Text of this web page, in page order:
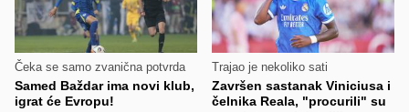
Čeka se samo zvanična potvrda
Samed Baždar ima novi klub,
igrat će Evropu!
Trajao je nekoliko sati
Završen sastanak Viniciusa i
čelnika Reala, "procurili" su